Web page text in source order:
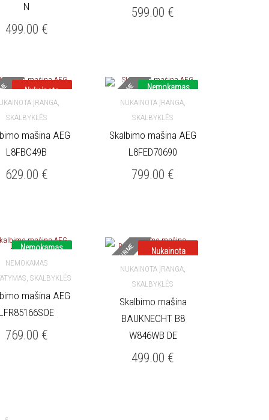
N
499.00 €
599.00 €
Nukainota
ĮRANGA,
SKALBYKLĖS
mašina AEG
L8FBC49B
629.00 €
Nemokamas
Nukainota
NETURIME
DAUGIAU
NUKAINOTA ĮRANGA,
SKALBYKLĖS
Skalbimo mašina AEG
L8FED70690
799.00 €
Nemokamas
NEMOKAMAS
,SKALBYKLĖS
mašina AEG
769.00 €
Nukainota
NETURIME
DAUGIAU
NUKAINOTA ĮRANGA,
SKALBYKLĖS
Skalbimo mašina
BAUKNECHT B8
W846WB DE
499.00 €